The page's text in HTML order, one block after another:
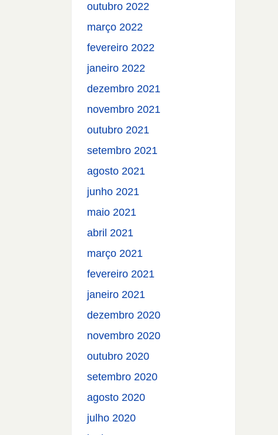
outubro 2022
março 2022
fevereiro 2022
janeiro 2022
dezembro 2021
novembro 2021
outubro 2021
setembro 2021
agosto 2021
junho 2021
maio 2021
abril 2021
março 2021
fevereiro 2021
janeiro 2021
dezembro 2020
novembro 2020
outubro 2020
setembro 2020
agosto 2020
julho 2020